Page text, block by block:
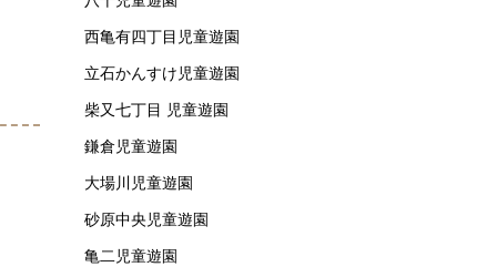
西亀有四丁目児童遊園
立石かんすけ児童遊園
柴又七丁目 児童遊園
鎌倉児童遊園
大場川児童遊園
砂原中央児童遊園
亀二児童遊園